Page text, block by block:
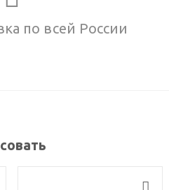
по всей России